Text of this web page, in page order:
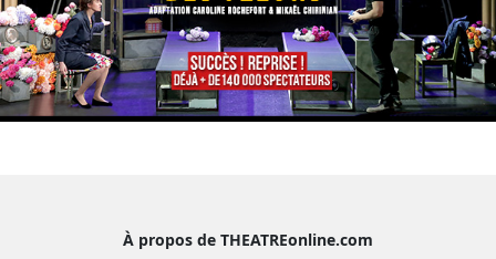
À propos de THEATREonline.com